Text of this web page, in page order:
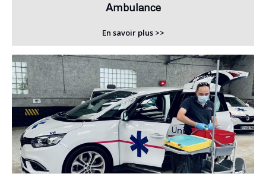
Ambulance
En savoir plus >>